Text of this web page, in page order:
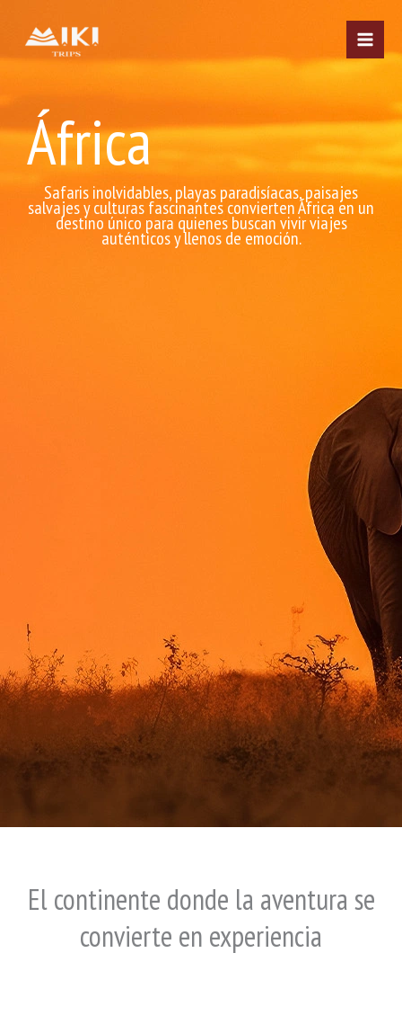
contenido
África
Safaris inolvidables, playas paradisíacas, paisajes
salvajes y culturas fascinantes convierten África en un
destino único para quienes buscan vivir viajes
auténticos y llenos de emoción.
El continente donde la aventura se
convierte en experiencia